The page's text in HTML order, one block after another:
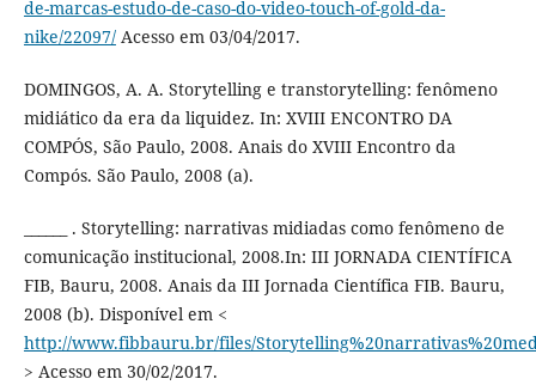
de-marcas-estudo-de-caso-do-video-touch-of-gold-da-
nike/22097/Acesso em 03/04/2017.
DOMINGOS, A. A. Storytelling e transtorytelling: fenômeno
midiático da era da liquidez. In: XVIII ENCONTRO DA
COMPÓS, São Paulo, 2008. Anais do XVIII Encontro da
Compós. São Paulo, 2008 (a).
______ . Storytelling: narrativas midiadas como fenômeno de
comunicação institucional, 2008.In: III JORNADA CIENTÍFICA
FIB, Bauru, 2008. Anais da III Jornada Científica FIB. Bauru,
2008 (b). Disponível em <
http://www.fibbauru.br/files/
> Acesso em 30/02/2017.